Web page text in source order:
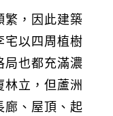
繁，因此建築
宅以四周植樹
局也都充滿濃
林立，但蘆洲
廊、屋頂、起